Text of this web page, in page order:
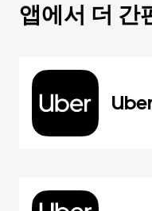
앱에서 더 간